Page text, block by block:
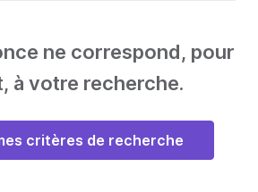
ne correspond, pour
à votre recherche.
critères de recherche